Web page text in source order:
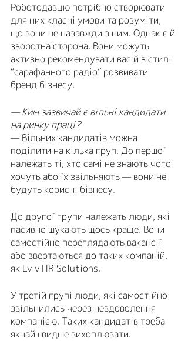
Роботодавцю потрібно створювати
для них класні умови та розуміти,
що вони не назавжди з ним. Однак є й
зворотна сторона. Вони можуть
активно рекомендувати вас й в стилі
“сарафанного радіо” розвивати
бренд бізнесу.
— Ким зазвичай є вільні кандидати
на ринку праці?
— Вільних кандидатів можна
поділити на кілька груп. До першої
належать ті, хто самі не знають чого
хочуть або їх звільняють — вони не
будуть корисні бізнесу.
До другої групи належать люди, які
пасивно шукають щось краще. Вони
самостійно переглядають вакансії
або звертаються до таких компаній,
як Lviv HR Solutions.
У третій групі люди, які самостійно
звільнились через невдоволення
компанією. Таких кандидатів треба
якнайшвидше вихоплювати.